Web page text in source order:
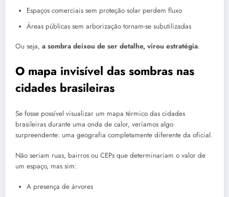
Espaços comerciais sem proteção solar perdem fluxo
Áreas públicas sem arborização tornam-se subutilizadas
Ou seja, a sombra deixou de ser detalhe, virou estratégia.
O mapa invisível das sombras nas
cidades brasileiras
Se fosse possível visualizar um mapa térmico das cidades
brasileiras durante uma onda de calor, veríamos algo
surpreendente: uma geografia completamente diferente da oficial.
Não seriam ruas, bairros ou CEPs que determinariam o valor de
um espaço, mas sim:
A presença de árvores